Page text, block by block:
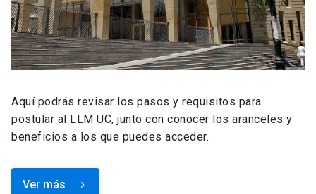
Aquí podrás revisar los pasos y requisitos para
postular al LLM UC, junto con conocer los aranceles y
beneficios a los que puedes acceder.
Ver más keyboard_arrow_right